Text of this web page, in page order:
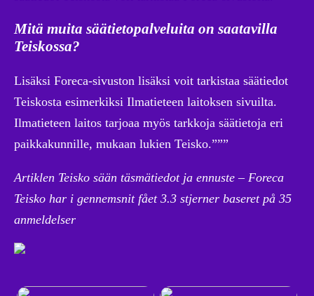
Mitä muita säätietopalveluita on saatavilla
Teiskossa?
Lisäksi Foreca-sivuston lisäksi voit tarkistaa säätiedot
Teiskosta esimerkiksi Ilmatieteen laitoksen sivuilta.
Ilmatieteen laitos tarjoaa myös tarkkoja säätietoja eri
paikkakunnille, mukaan lukien Teisko.”””
Artiklen Teisko sään täsmätiedot ja ennuste – Foreca
Teisko har i gennemsnit fået 3.3 stjerner baseret på 35
anmeldelser